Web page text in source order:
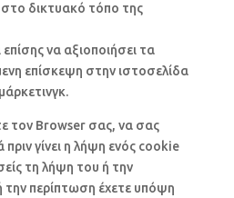
δικτυακό τόπο της
να αξιοποιήσει τα
επίσκεψη στην ιστοσελίδα
τον Browser σας, να σας
γίνει η λήψη ενός cookie
τη λήψη του ή την
την περίπτωση έχετε υπόψη